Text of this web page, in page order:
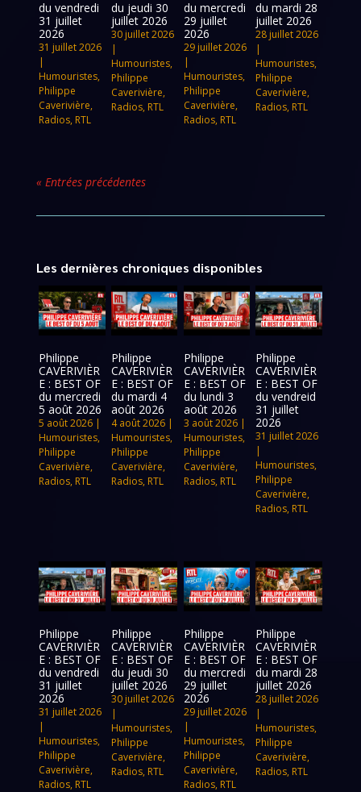
du vendredi
31 juillet
2026
31 juillet 2026
|
Humouristes,
Philippe
Caverivière,
Radios, RTL
du jeudi 30
juillet 2026
30 juillet 2026
|
Humouristes,
Philippe
Caverivière,
Radios, RTL
du mercredi
29 juillet
2026
29 juillet 2026
|
Humouristes,
Philippe
Caverivière,
Radios, RTL
du mardi 28
juillet 2026
28 juillet 2026
|
Humouristes,
Philippe
Caverivière,
Radios, RTL
« Entrées précédentes
Les dernières chroniques disponibles
Philippe
CAVERIVIÈR
E : BEST OF
du mercredi
5 août 2026
5 août 2026 |
Humouristes,
Philippe
Caverivière,
Radios, RTL
Philippe
CAVERIVIÈR
E : BEST OF
du mardi 4
août 2026
4 août 2026|
Humouristes,
Philippe
Caverivière,
Radios, RTL
Philippe
CAVERIVIÈR
E : BEST OF
du lundi 3
août 2026
3 août 2026|
Humouristes,
Philippe
Caverivière,
Radios, RTL
Philippe
CAVERIVIÈR
E : BEST OF
du vendreid
31 juillet
2026
31 juillet 2026
|
Humouristes,
Philippe
Caverivière,
Radios, RTL
Philippe
CAVERIVIÈR
E : BEST OF
du vendredi
31 juillet
2026
31 juillet 2026
|
Humouristes,
Philippe
Caverivière,
Radios, RTL
Philippe
CAVERIVIÈR
E : BEST OF
du jeudi 30
juillet 2026
30 juillet 2026
|
Humouristes,
Philippe
Caverivière,
Radios, RTL
Philippe
CAVERIVIÈR
E : BEST OF
du mercredi
29 juillet
2026
29 juillet 2026
|
Humouristes,
Philippe
Caverivière,
Radios, RTL
Philippe
CAVERIVIÈR
E : BEST OF
du mardi 28
juillet 2026
28 juillet 2026
|
Humouristes,
Philippe
Caverivière,
Radios, RTL